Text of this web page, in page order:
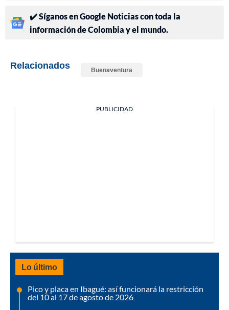
✔️ Síganos en Google Noticias con toda la
información de Colombia y el mundo.
Relacionados Buenaventura
PUBLICIDAD
Lo último
Pico y placa en Ibagué: así funcionará la restricción
del 10 al 17 de agosto de 2026